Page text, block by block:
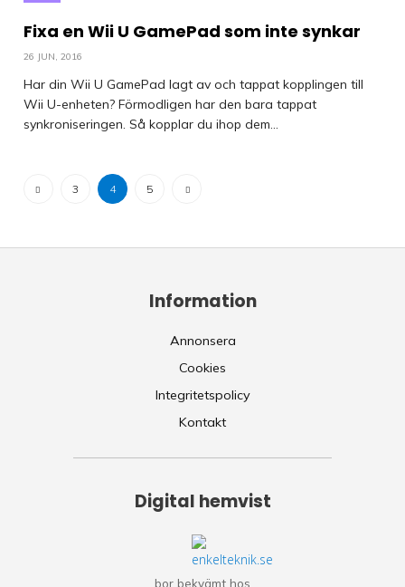
Fixa en Wii U GamePad som inte synkar
26 JUN, 2016
Har din Wii U GamePad lagt av och tappat kopplingen till
Wii U-enheten? Förmodligen har den bara tappat
synkroniseringen. Så kopplar du ihop dem...
3 4 5
Information
Annonsera
Cookies
Integritetspolicy
Kontakt
Digital hemvist
bor bekvämt hos